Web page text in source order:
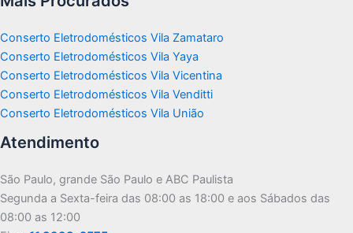
Conserto Eletrodomésticos Vila Zamataro
Conserto Eletrodomésticos Vila Yaya
Conserto Eletrodomésticos Vila Vicentina
Conserto Eletrodomésticos Vila Venditti
Conserto Eletrodomésticos Vila União
Atendimento
São Paulo, grande São Paulo e ABC Paulista
Segunda a Sexta-feira das 08:00 as 18:00 e aos Sábados das
08:00 as 12:00